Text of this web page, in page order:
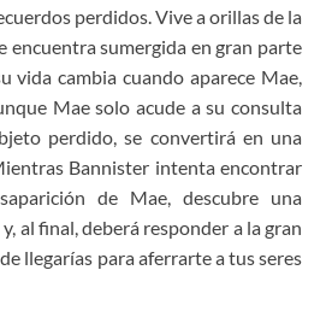
perdidos. Vive a orillas de la
encuentra sumergida en gran parte
vida cambia cuando aparece Mae,
Mae solo acude a su consulta
perdido, se convertirá en una
Bannister intenta encontrar
de Mae, descubre una
al final, deberá responder a la gran
llegarías para aferrarte a tus seres